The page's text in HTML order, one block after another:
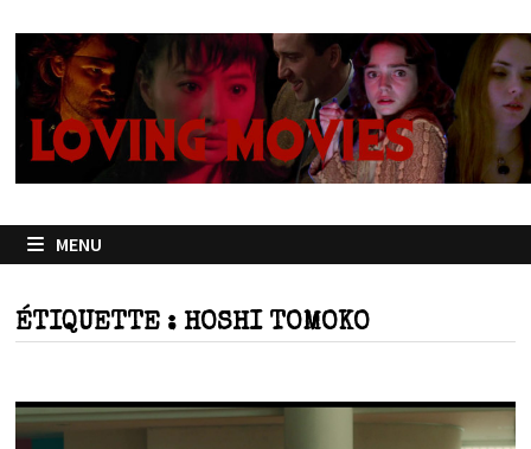
contenu
MENU
ÉTIQUETTE : HOSHI TOMOKO